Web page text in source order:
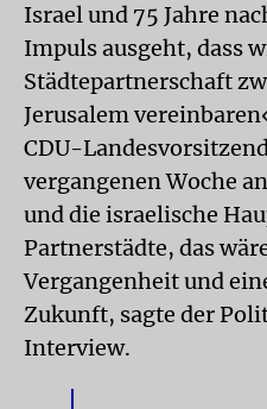
Israel und 75 Jahre
Impuls ausgeht, dass
Städtepartnerschaft
Jerusalem
CDU-
vergangenen Woche
und die israelische
Partnerstädte, das
Vergangenheit und
Zukunft, sagte der
Interview.